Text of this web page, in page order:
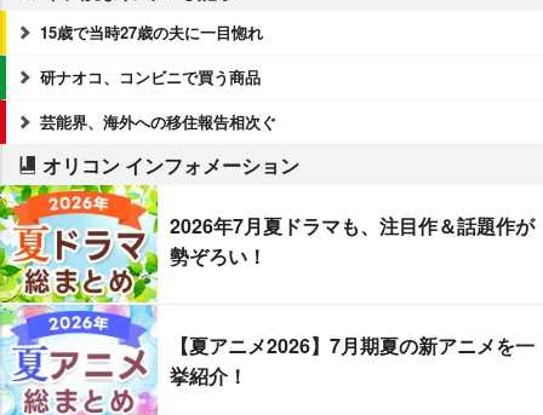
15歳で当時27歳の夫に一目惚れ
研ナオコ、コンビニで買う商品
芸能界、海外への移住報告相次ぐ
オリコン インフォメーション
2026年7月夏ドラマも、注目作＆話題作が
勢ぞろい！
【夏アニメ2026】7月期夏の新アニメを一
挙紹介！